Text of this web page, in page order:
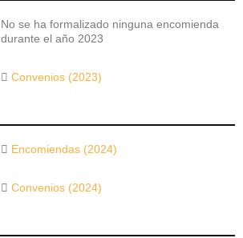
No se ha formalizado ninguna encomienda
durante el año 2023
Convenios (2023)
Encomiendas (2024)
Convenios (2024)